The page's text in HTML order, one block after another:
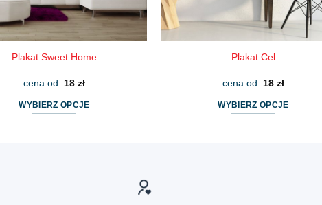
Plakat Sweet Home
cena od: 18 zł
WYBIERZ OPCJE
Plakat Cel
cena od: 18 zł
WYBIERZ OPCJE